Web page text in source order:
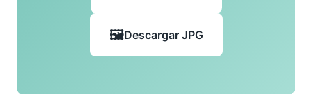
Descargar JPG